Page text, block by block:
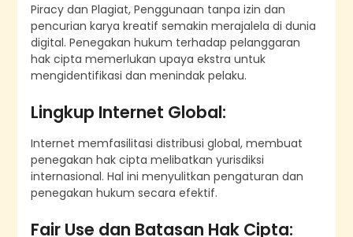
Piracy dan Plagiat, Penggunaan tanpa izin dan
pencurian karya kreatif semakin merajalela di dunia
digital. Penegakan hukum terhadap pelanggaran
hak cipta memerlukan upaya ekstra untuk
mengidentifikasi dan menindak pelaku.
Lingkup Internet Global:
Internet memfasilitasi distribusi global, membuat
penegakan hak cipta melibatkan yurisdiksi
internasional. Hal ini menyulitkan pengaturan dan
penegakan hukum secara efektif.
Fair Use dan Batasan Hak Cipta: